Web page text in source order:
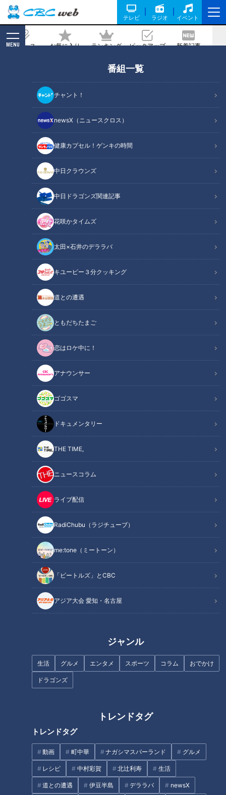
テレビ ラジオ イベント
ニュース お気に入り ランキング ピックアップ 新着記事
MENU
番組一覧
チャント！
newsX（ニュースクロス）
健康カプセル！ゲンキの時間
中日クラウンズ
中日ドラゴンズ関連記事
花咲かタイムズ
太田×石井のデララバ
キユーピー３分クッキング
道との遭遇
ともだちたまご
恋はロケ中に！
アナウンサー
ゴゴスマ
ドキュメンタリー
THE TIME,
ニュースコラム
ライブ配信
RadiChubu（ラジチューブ）
me:tone（ミートーン）
「ビートルズ」とCBC
アジア大会 愛知・名古屋
ジャンル
生活 グルメ エンタメ スポーツ コラム おでかけ
ドラゴンズ
トレンドタグ
トレンドタグ
動画 町中華 ナガシマスパーランド グルメ
レシピ 中村彩賀 北辻利寿 生活
道との遭遇 伊豆半島 デララバ newsX
ない特殊堤防に「すごいな！」ミキ興奮
の水害対策とは
2023/03/17 18:41
道との遭遇
「道との遭遇」記事
ミキの昴生と亜生の2人がMCを務める『道との遭遇』。全国
の道に特化したVTRをミキが様々な視点で楽しんでいきます。
今回は全国100万キロ以上の道を巡ってきた道マニア歴25年の
鹿取茂雄さんと、岐阜県にある“堤防道路”を巡ります。
畳を挿しこむ特殊な堤防
日本最大級の陸閘＆日本唯一のトンネル水門
水害対策で川を人工的に分流
オススメ関連コンテンツ
畳を挿しこむ特殊な堤防
鹿取さんと一緒に旅をするのは、プロのオーケストラ指揮者・
稲垣宏樹さん。訪れたのは、岐阜駅の北に位置する長良川。濃
ります。堤防道路を見ることで、その歴史を知ることができる
と鹿取さんは言います。さっそく堤防を観察してみると、堤防
脇の欄干すべてに溝があるのを発見。
（道マニア・鹿取茂雄さん）
「近隣の住民が家から畳を持ってきて、挿しこめるようになっ